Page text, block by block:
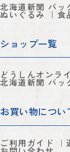
北海道新聞 バッ
ぬいぐるみ 食
ショップ一覧
どうしんオンラ
北海道新聞 バッ
お買い物につい
ご利用ガイド